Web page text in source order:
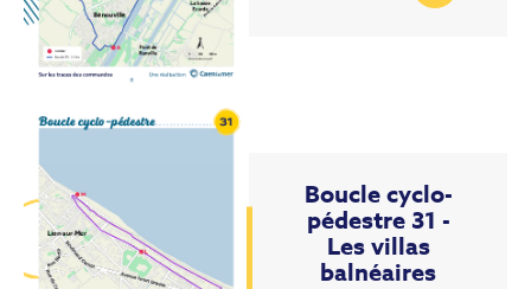
Boucle cyclo-
pédestre 31 -
Les villas
balnéaires